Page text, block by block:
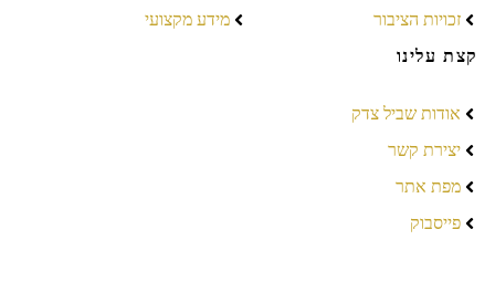
זכויות הציבור
מידע מקצועי
קצת עלינו
אודות שביל צדק
יצירת קשר
מפת אתר
פייסבוק